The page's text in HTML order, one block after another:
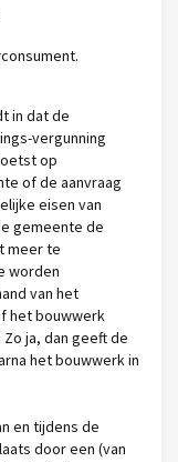
in dat de
vergunning
op
of de aanvraag
eisen van
gemeente de
meer te
worden
van het
het bouwwerk
ja, dan geeft de
het bouwwerk in
en tijdens de
door een (van